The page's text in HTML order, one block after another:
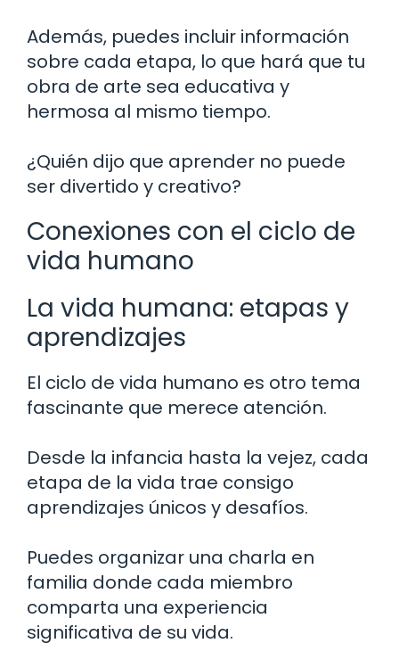
Además, puedes incluir información
sobre cada etapa, lo que hará que tu
obra de arte sea educativa y
hermosa al mismo tiempo.
¿Quién dijo que aprender no puede
ser divertido y creativo?
Conexiones con el ciclo de
vida humano
La vida humana: etapas y
aprendizajes
El ciclo de vida humano es otro tema
fascinante que merece atención.
Desde la infancia hasta la vejez, cada
etapa de la vida trae consigo
aprendizajes únicos y desafíos.
Puedes organizar una charla en
familia donde cada miembro
comparta una experiencia
significativa de su vida.